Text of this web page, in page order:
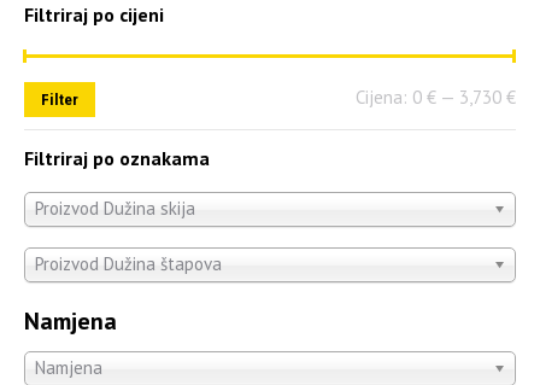
Filtriraj po cijeni
Filter Cijena: 0 € — 3,730 €
Filtriraj po oznakama
Proizvod Dužina skija
Proizvod Dužina štapova
Namjena
Namjena